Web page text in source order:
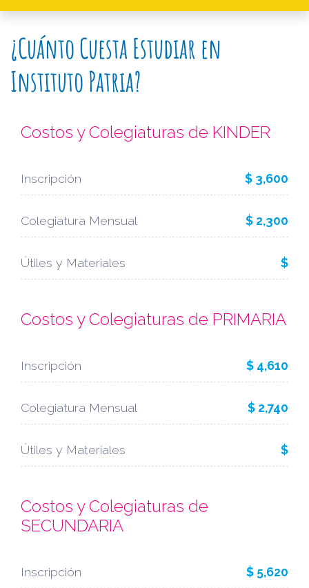
¿Cuánto Cuesta Estudiar en
Instituto Patria?
Costos y Colegiaturas de KINDER
Inscripción $ 3,600
Colegiatura Mensual $ 2,300
Útiles y Materiales $
Costos y Colegiaturas de PRIMARIA
Inscripción $ 4,610
Colegiatura Mensual $ 2,740
Útiles y Materiales $
Costos y Colegiaturas de
SECUNDARIA
Inscripción $ 5,620